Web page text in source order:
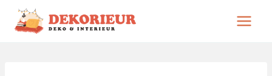
Zum
Inhalt